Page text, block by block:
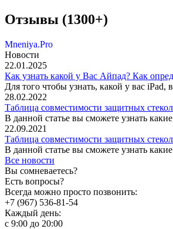
Отзывы (1300+)
Mneniya.Pro
Новости
22.01.2025
Как узнать какой у Вас Айпад? Как
Для того чтобы узнать, какой у вас iPad,
28.02.2022
Таблица совместимости защитных
В данной статье вы сможете узнать
22.09.2021
Таблица совместимости защитных
В данной статье вы сможете узнать
Все новости
Вы сомневаетесь?
Есть вопросы?
Всегда можно просто позвонить:
+7 (967) 536-81-54
Каждый день:
с 9:00 до 20:00